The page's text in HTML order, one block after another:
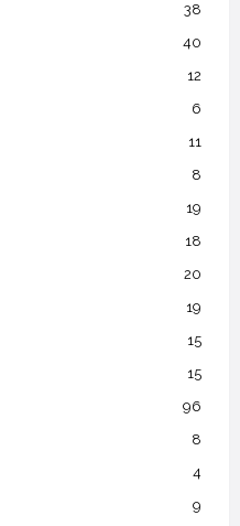
38
40
12
6
11
8
19
18
20
19
15
15
96
8
4
9